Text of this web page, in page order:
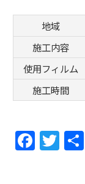
地域
施工内容
使用フィルム
施工時間
F
a
T
w